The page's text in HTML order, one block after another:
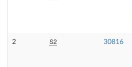
2 S2 30816